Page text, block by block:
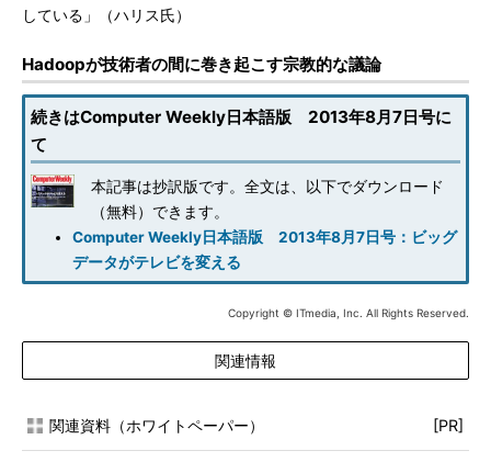
している」（ハリス氏）
Hadoopが技術者の間に巻き起こす宗教的な議論
続きはComputer Weekly日本語版 2013年8月7日号に
て
本記事は抄訳版です。全文は、以下でダウンロード
（無料）できます。
Computer Weekly日本語版 2013年8月7日号：ビッグ
データがテレビを変える
Copyright © ITmedia, Inc. All Rights Reserved.
関連情報
関連資料（ホワイトペーパー） [PR]